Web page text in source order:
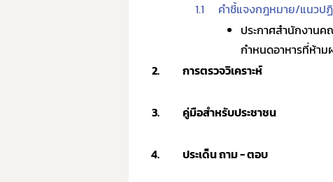
1.1
คำชี้แจงกฎหมาย/แนวป
ประกาศสำนักงานค
กำหนดอาหารที่ห้าม
2.
การตรวจวิเคราะห์
3. คู่มือสำหรับประชาชน
4. ประเด็น ถาม - ตอบ